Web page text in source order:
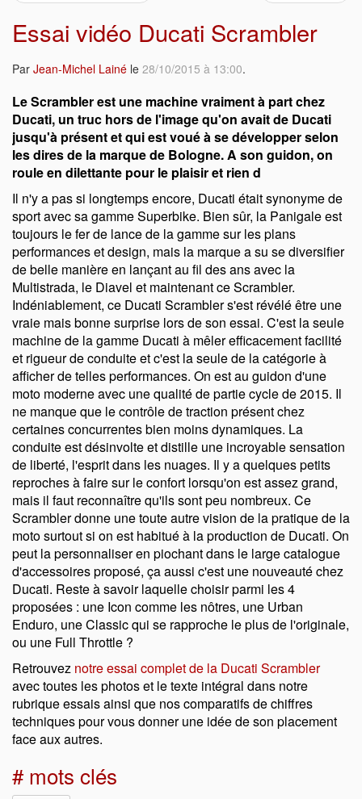
Essai vidéo Ducati Scrambler
Par Jean-Michel Lainé le 28/10/2015 à 13:00.
Le Scrambler est une machine vraiment à part chez
Ducati, un truc hors de l'image qu'on avait de Ducati
jusqu'à présent et qui est voué à se développer selon
les dires de la marque de Bologne. A son guidon, on
roule en dilettante pour le plaisir et rien d
Il n'y a pas si longtemps encore, Ducati était synonyme de
sport avec sa gamme Superbike. Bien sûr, la Panigale est
toujours le fer de lance de la gamme sur les plans
performances et design, mais la marque a su se diversifier
de belle manière en lançant au fil des ans avec la
Multistrada, le Diavel et maintenant ce Scrambler.
Indéniablement, ce Ducati Scrambler s'est révélé être une
vraie mais bonne surprise lors de son essai. C'est la seule
machine de la gamme Ducati à mêler efficacement facilité
et rigueur de conduite et c'est la seule de la catégorie à
afficher de telles performances. On est au guidon d'une
moto moderne avec une qualité de partie cycle de 2015. Il
ne manque que le contrôle de traction présent chez
certaines concurrentes bien moins dynamiques. La
conduite est désinvolte et distille une incroyable sensation
de liberté, l'esprit dans les nuages. Il y a quelques petits
reproches à faire sur le confort lorsqu'on est assez grand,
mais il faut reconnaître qu'ils sont peu nombreux. Ce
Scrambler donne une toute autre vision de la pratique de la
moto surtout si on est habitué à la production de Ducati. On
peut la personnaliser en piochant dans le large catalogue
d'accessoires proposé, ça aussi c'est une nouveauté chez
Ducati. Reste à savoir laquelle choisir parmi les 4
proposées : une Icon comme les nôtres, une Urban
Enduro, une Classic qui se rapproche le plus de l'originale,
ou une Full Throttle ?
Retrouvez notre essai complet de la Ducati Scrambler
avec toutes les photos et le texte intégral dans notre
rubrique essais ainsi que nos comparatifs de chiffres
techniques pour vous donner une idée de son placement
face aux autres.
# mots clés